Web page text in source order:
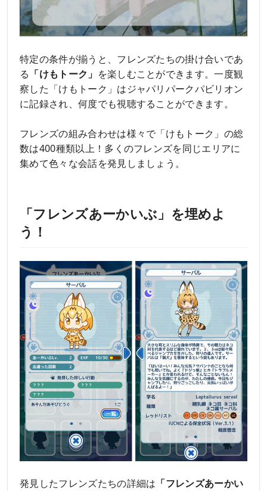
特定の条件が揃うと、フレンズたちの掛け合いであ
る 「けもトーク」 を楽しむことができます。一度観
察した「けもトーク」はジャパリパークパビリオン
に記録され、何度でも視聴することができます。
フレンズの組み合わせは様々で「けもトーク」の総
数は400種類以上！多くのフレンズを同じエリアに
集めて色々な会話を発見しましょう。
「フレンズあーかいぶ」を埋めよ
う！
発見したフレンズたちの詳細は 「フレンズあーかい